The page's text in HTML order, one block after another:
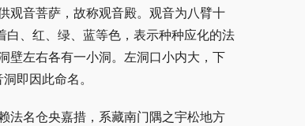
观音菩萨，故称观音殿。观音为八臂十
白、红、绿、蓝等色，表示种种应化的法
壁左右各有一小洞。左洞口小内大，下
即因此命名。
法名仓央嘉措，系藏南门隅之宇松地方